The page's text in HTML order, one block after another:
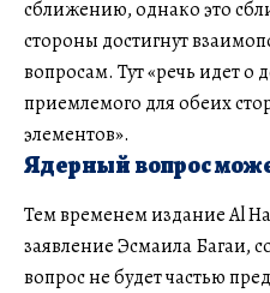
сближению, однако это
стороны достигнут
вопросам. Тут «речь идет
приемлемого для обеих
элементов».
Ядерный вопрос
Тем временем издание Al
заявление Эсмаила Багаи,
вопрос не будет частью